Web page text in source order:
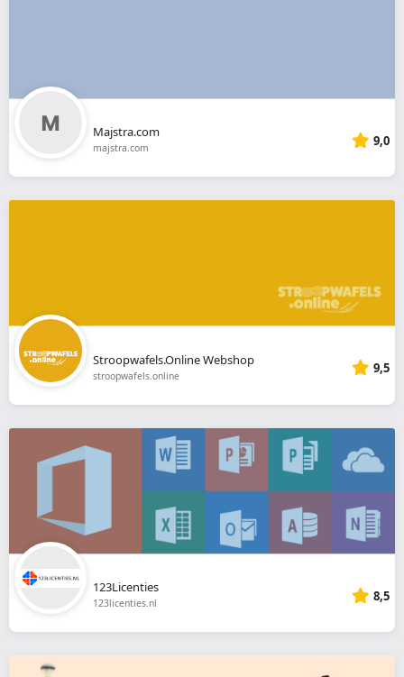
Majstra.com
majstra.com 9,0
Stroopwafels.Online Webshop
stroopwafels.online 9,5
123Licenties
123licenties.nl 8,5